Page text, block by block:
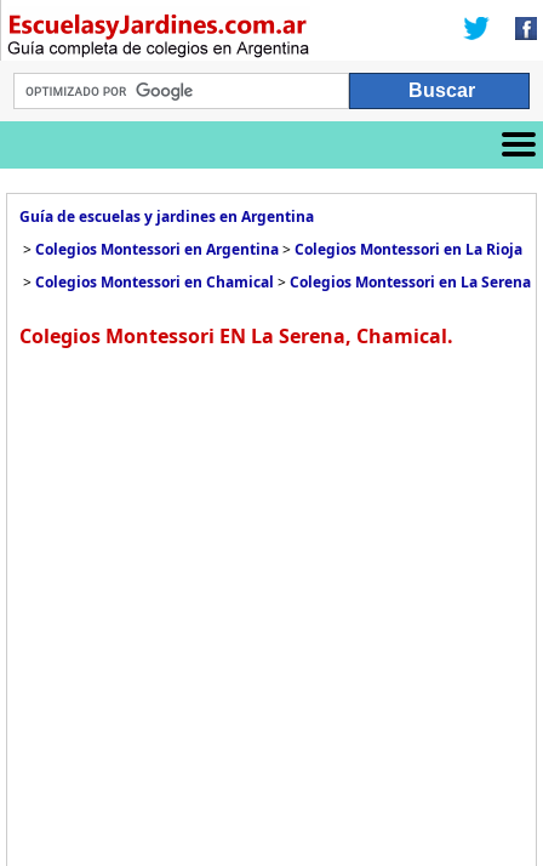
Guía de escuelas y jardines en Argentina
>Colegios Montessori en Argentina>Colegios Montessori en La Rioja
>Colegios Montessori en Chamical >Colegios Montessori en La Serena
Colegios Montessori EN La Serena, Chamical.